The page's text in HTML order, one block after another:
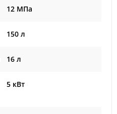
12 MПа
150 л
16 л
5 кВт